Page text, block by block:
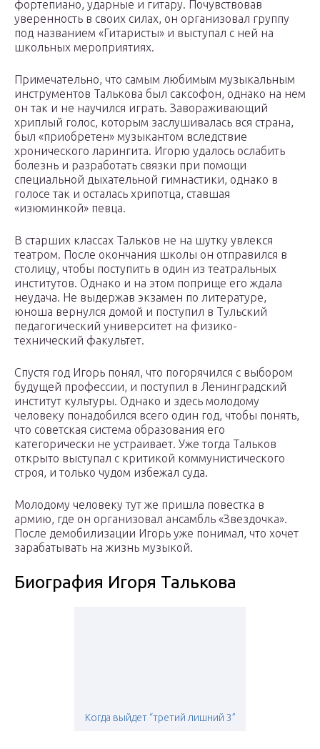
фортепиано, ударные и гитару. Почувствовав
уверенность в своих силах, он организовал группу
под названием «Гитаристы» и выступал с ней на
школьных мероприятиях.
Примечательно, что самым любимым музыкальным
инструментов Талькова был саксофон, однако на нем
он так и не научился играть. Завораживающий
хриплый голос, которым заслушивалась вся страна,
был «приобретен» музыкантом вследствие
хронического ларингита. Игорю удалось ослабить
болезнь и разработать связки при помощи
специальной дыхательной гимнастики, однако в
голосе так и осталась хрипотца, ставшая
«изюминкой» певца.
В старших классах Тальков не на шутку увлекся
театром. После окончания школы он отправился в
столицу, чтобы поступить в один из театральных
институтов. Однако и на этом поприще его ждала
неудача. Не выдержав экзамен по литературе,
юноша вернулся домой и поступил в Тульский
педагогический университет на физико-
технический факультет.
Спустя год Игорь понял, что погорячился с выбором
будущей профессии, и поступил в Ленинградский
институт культуры. Однако и здесь молодому
человеку понадобился всего один год, чтобы понять,
что советская система образования его
категорически не устраивает. Уже тогда Тальков
открыто выступал с критикой коммунистического
строя, и только чудом избежал суда.
Молодому человеку тут же пришла повестка в
армию, где он организовал ансамбль «Звездочка».
После демобилизации Игорь уже понимал, что хочет
зарабатывать на жизнь музыкой.
Биография Игоря Талькова
Когда выйдет “третий лишний 3”